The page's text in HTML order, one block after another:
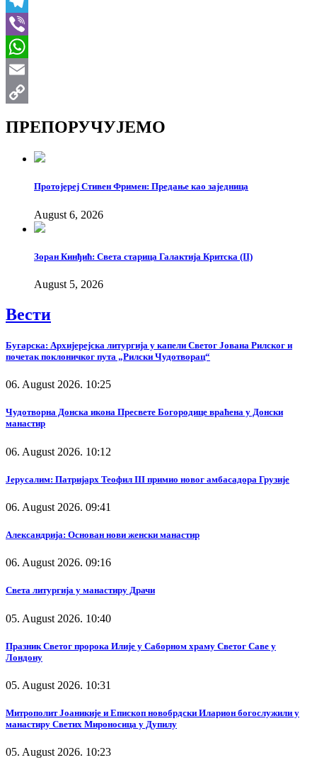
Telegram
Viber
WhatsApp
Email
ПРЕПОРУЧУЈЕМО
Протојереј Стивен Фримен: Предање као заједница
August 6, 2026
Зоран Кинђић: Света старица Галактија Критска (II)
August 5, 2026
Вести
Бугарска: Архијерејска литургија у капели Светог Јована Рилског и
почетак поклоничког пута „Рилски Чудотворац“
06. August 2026. 10:25
Чудотворна Донска икона Пресвете Богородице враћена у Донски
манастир
06. August 2026. 10:12
Јерусалим: Патријарх Теофил III примио новог амбасадора Грузије
06. August 2026. 09:41
Александрија: Основан нови женски манастир
06. August 2026. 09:16
Света литургија у манастиру Драчи
05. August 2026. 10:40
Празник Светог пророка Илије у Саборном храму Светог Саве у
Лондону
05. August 2026. 10:31
Митрополит Јоаникије и Епископ новобрдски Иларион богослужили у
манастиру Светих Мироносица у Дупилу
05. August 2026. 10:23